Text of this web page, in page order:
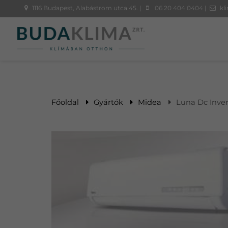
1116 Budapest, Alabástrom utca 45. | 06 20 404 0404 |
Főoldal Gyártók Midea Luna Dc